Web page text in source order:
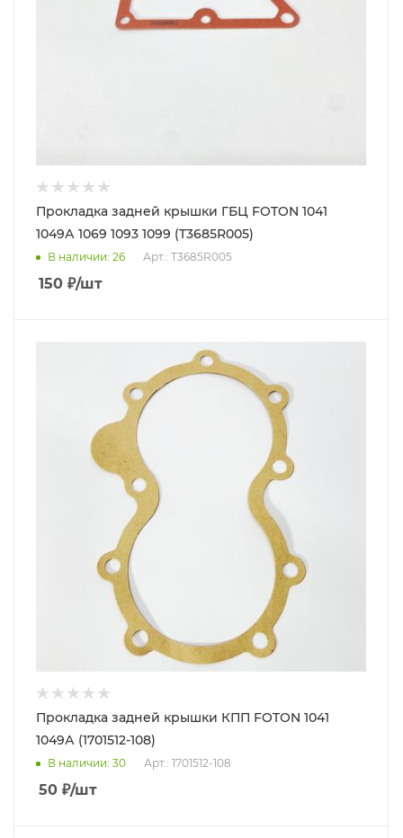
Прокладка задней крышки ГБЦ FOTON 1041
1049А 1069 1093 1099 (T3685R005)
В наличии: 26 Арт.: T3685R005
150 ₽/шт
Прокладка задней крышки КПП FOTON 1041
1049А (1701512-108)
В наличии: 30 Арт.: 1701512-108
50 ₽/шт